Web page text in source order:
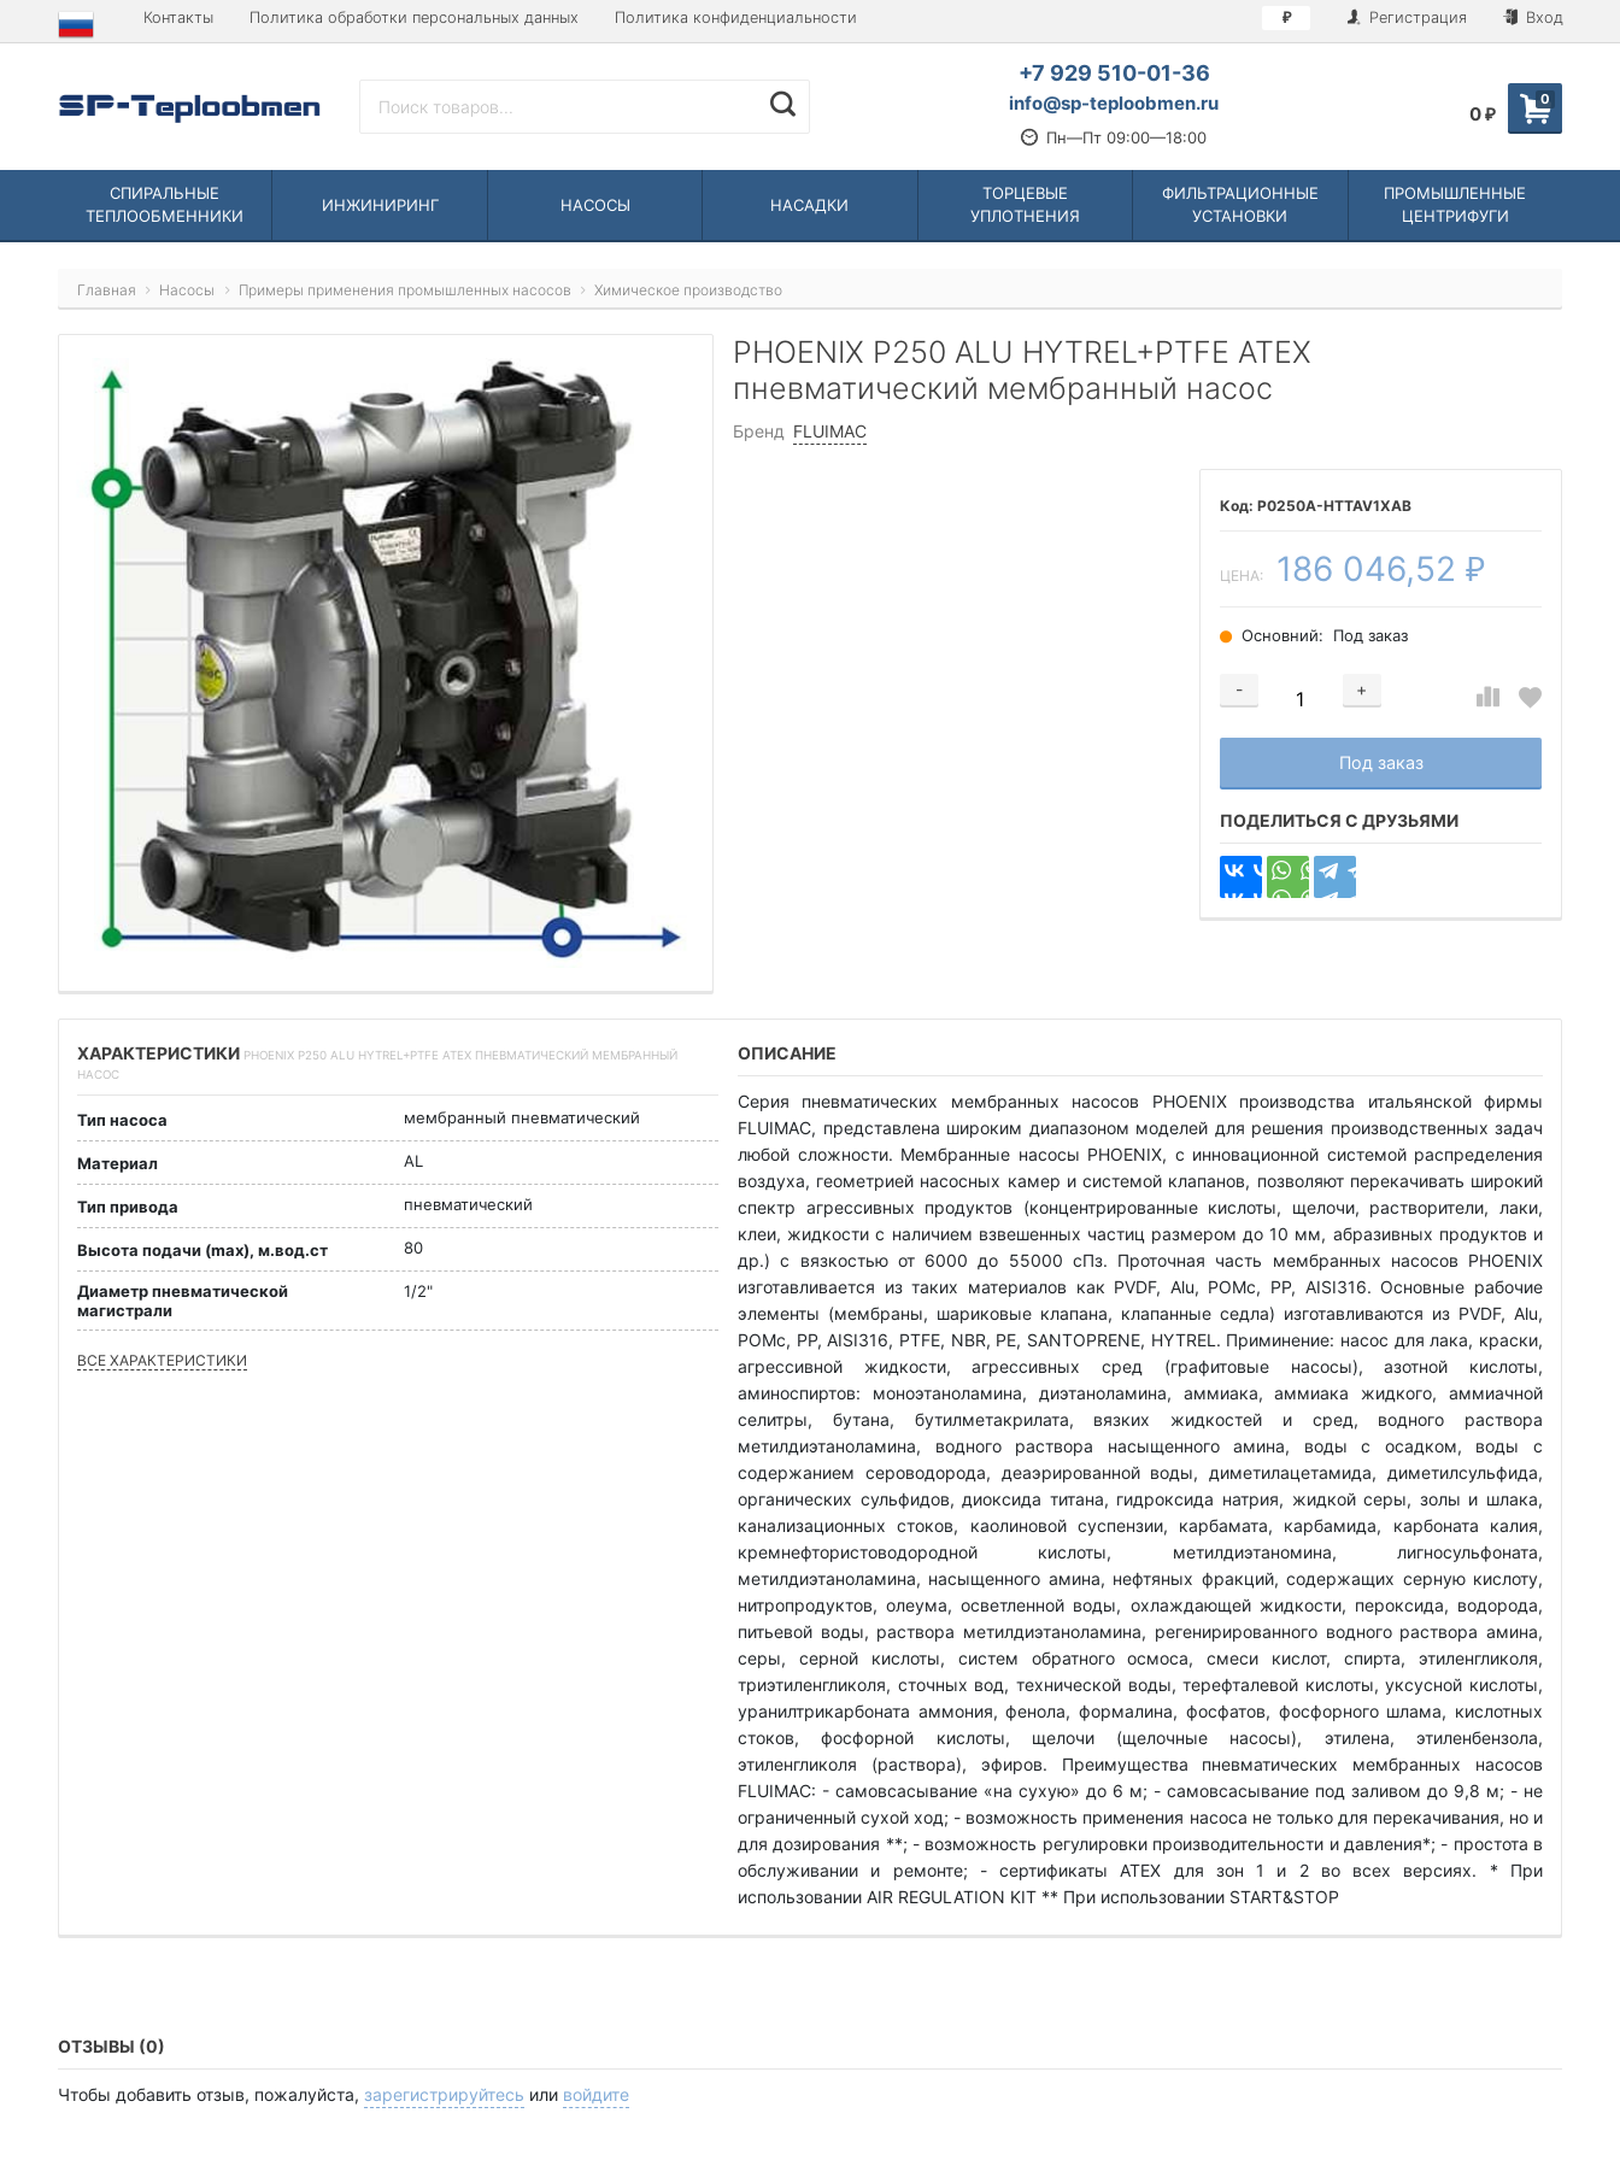
Контакты Политика обработки персональных данных Политика конфиденциальности ₽ Регистрация Вход
+7 929 510-01-36
info@sp-teploobmen.ru
Пн—Пт 09:00—18:00
0
0 ₽
СПИРАЛЬНЫЕ
ТЕПЛООБМЕННИКИ
ИНЖИНИРИНГ НАСОСЫ НАСАДКИ
ТОРЦЕВЫЕ
УПЛОТНЕНИЯ
ФИЛЬТРАЦИОННЫЕ
УСТАНОВКИ
ПРОМЫШЛЕННЫЕ
ЦЕНТРИФУГИ
Главная Насосы Примеры применения промышленных насосов Химическое производство
PHOENIX P250 ALU HYTREL+PTFE ATEX
пневматический мембранный насос
Бренд FLUIMAC
P0250A-HTTAV1XAB
ЦЕНА: 186 046,52 ₽
Основний: Под заказ
-
+
Добавляется...
Под заказ
Добавлен
ПОДЕЛИТЬСЯ С ДРУЗЬЯМИ
ХАРАКТЕРИСТИКИ PHOENIX P250 ALU HYTREL+PTFE ATEX ПНЕВМАТИЧЕСКИЙ МЕМБРАННЫЙ
НАСОС
Тип насоса мембранный пневматический
Материал AL
Тип привода пневматический
Высота подачи (max), м.вод.ст 80
Диаметр пневматической
магистрали
1/2"
ВСЕ ХАРАКТЕРИСТИКИ
ОПИСАНИЕ
Серия пневматических мембранных насосов PHOENIX производства итальянской фирмы
FLUIMAC, представлена широким диапазоном моделей для решения производственных задач
любой сложности. Мембранные насосы PHOENIX, с инновационной системой распределения
воздуха, геометрией насосных камер и системой клапанов, позволяют перекачивать широкий
спектр агрессивных продуктов (концентрированные кислоты, щелочи, растворители, лаки,
клеи, жидкости с наличием взвешенных частиц размером до 10 мм, абразивных продуктов и
др.) с вязкостью от 6000 до 55000 сПз. Проточная часть мембранных насосов PHOENIX
изготавливается из таких материалов как PVDF, Alu, POMc, PP, AISI316. Основные рабочие
элементы (мембраны, шариковые клапана, клапанные седла) изготавливаются из PVDF, Alu,
POMc, PP, AISI316, PTFE, NBR, PE, SANTOPRENE, HYTREL. Приминение: насос для лака, краски,
агрессивной жидкости, агрессивных сред (графитовые насосы), азотной кислоты,
аминоспиртов: моноэтаноламина, диэтаноламина, аммиака, аммиака жидкого, аммиачной
селитры, бутана, бутилметакрилата, вязких жидкостей и сред, водного раствора
метилдиэтаноламина, водного раствора насыщенного амина, воды с осадком, воды с
содержанием сероводорода, деаэрированной воды, диметилацетамида, диметилсульфида,
органических сульфидов, диоксида титана, гидроксида натрия, жидкой серы, золы и шлака,
канализационных стоков, каолиновой суспензии, карбамата, карбамида, карбоната калия,
кремнефтористоводородной кислоты, метилдиэтаномина, лигносульфоната,
метилдиэтаноламина, насыщенного амина, нефтяных фракций, содержащих серную кислоту,
нитропродуктов, олеума, осветленной воды, охлаждающей жидкости, пероксида, водорода,
питьевой воды, раствора метилдиэтаноламина, регенирированного водного раствора амина,
серы, серной кислоты, систем обратного осмоса, смеси кислот, спирта, этиленгликоля,
триэтиленгликоля, сточных вод, технической воды, терефталевой кислоты, уксусной кислоты,
уранилтрикарбоната аммония, фенола, формалина, фосфатов, фосфорного шлама, кислотных
стоков, фосфорной кислоты, щелочи (щелочные насосы), этилена, этиленбензола,
этиленгликоля (раствора), эфиров. Преимущества пневматических мембранных насосов
FLUIMAC: - самовсасывание «на сухую» до 6 м; - самовсасывание под заливом до 9,8 м; - не
ограниченный сухой ход; - возможность применения насоса не только для перекачивания, но и
для дозирования **; - возможность регулировки производительности и давления*; - простота в
обслуживании и ремонте; - сертификаты ATEX для зон 1 и 2 во всех версиях. * При
использовании AIR REGULATION KIT ** При использовании START&STOP
ОТЗЫВЫ (0)
Чтобы добавить отзыв, пожалуйста, зарегистрируйтесь или войдите